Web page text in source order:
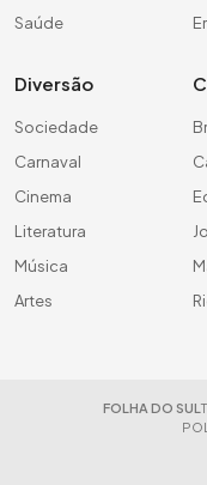
Saúde
Diversão
Sociedade
Carnaval
Cinema
Literatura
Música
Artes
FOLHA DO SUL